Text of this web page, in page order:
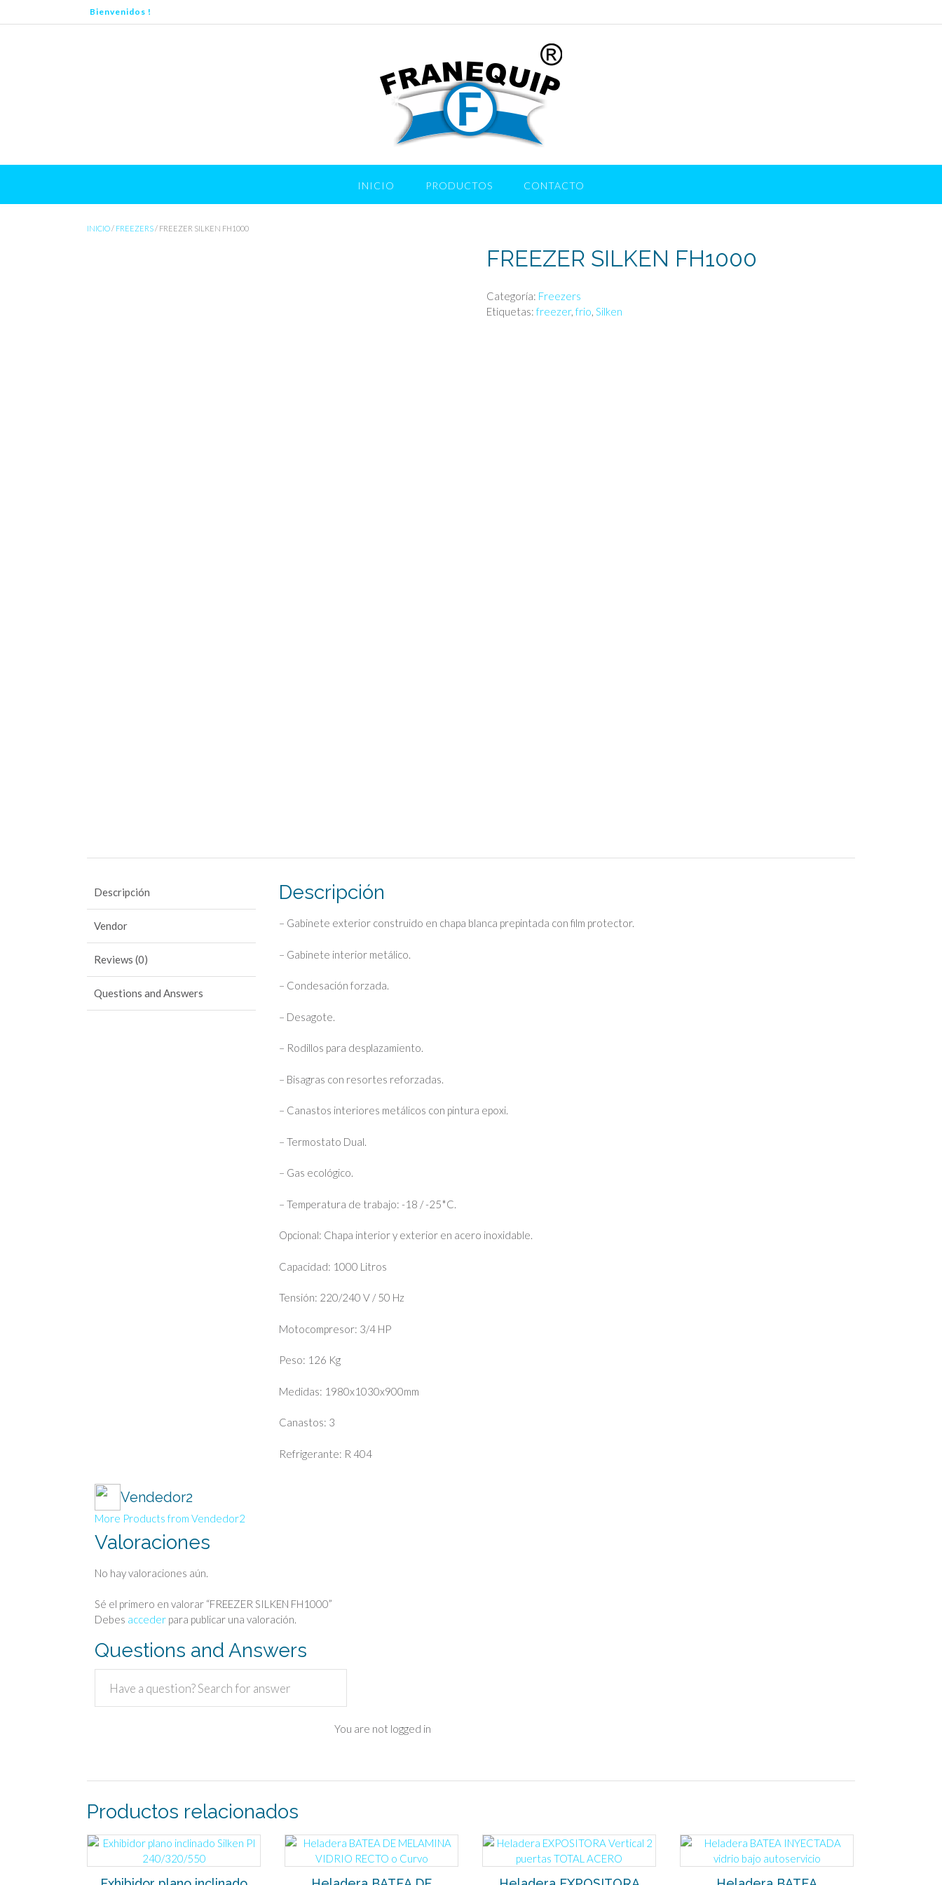
al
Bienvenidos !
INICIO PRODUCTOS CONTACTO
INICIO/ FREEZERS/ FREEZER SILKEN FH1000
FREEZER SILKEN FH1000
Categoría: Freezers
Etiquetas: freezer, frio, Silken
Descripción
Vendor
Reviews (0)
Questions and Answers
Descripción
– Gabinete exterior construido en chapa blanca prepintada con film protector.
– Gabinete interior metálico.
– Condesación forzada.
– Desagote.
– Rodillos para desplazamiento.
– Bisagras con resortes reforzadas.
– Canastos interiores metálicos con pintura epoxi.
– Termostato Dual.
– Gas ecológico.
– Temperatura de trabajo: -18 / -25*C.
Opcional: Chapa interior y exterior en acero inoxidable.
Capacidad: 1000 Litros
Tensión: 220/240 V / 50 Hz
Motocompresor: 3/4 HP
Peso: 126 Kg
Medidas: 1980x1030x900mm
Canastos: 3
Refrigerante: R 404
Vendedor2
More Products from Vendedor2
Valoraciones
No hay valoraciones aún.
Sé el primero en valorar “FREEZER SILKEN FH1000”
Debes accederpara publicar una valoración.
Questions and Answers
You are not logged in
Productos relacionados